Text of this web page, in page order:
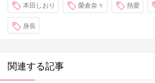
本田しおり 榮倉奈々 熱愛
身長
関連する記事